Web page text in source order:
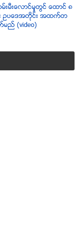
းေလာင္မႈတြင္ ေထာင္ ၈
ဥပေဒအတိုင္း အထက္တ
ည္ (video)